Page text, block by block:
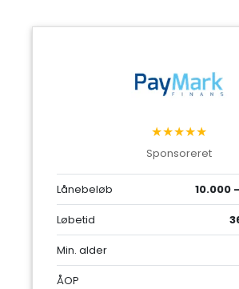
★★★★★
Sponsoreret
Lånebeløb
10.000
Løbetid
Min. alder
ÅOP